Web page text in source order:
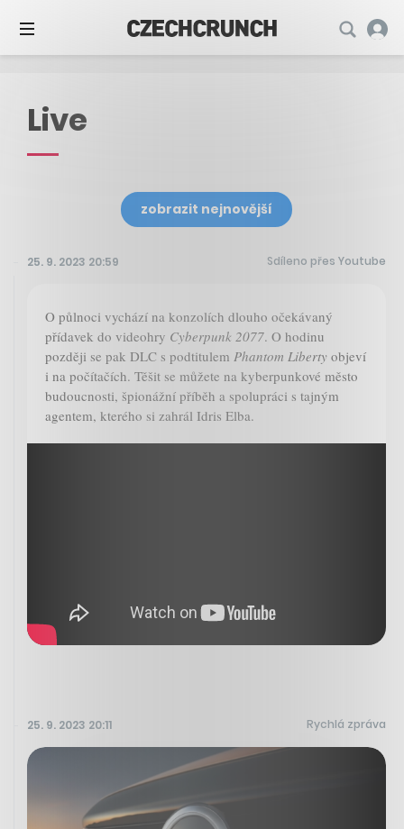
Live
zobrazit nejnovější
25. 9. 2023 20:59 Sdíleno přes Youtube
O půlnoci vychází na konzolích dlouho očekávaný
přídavek do videohry Cyberpunk 2077. O hodinu
později se pak DLC s podtitulem Phantom Liberty objeví
i na počítačích. Těšit se můžete na kyberpunkové město
budoucnosti, špionážní příběh a spolupráci s tajným
agentem, kterého si zahrál Idris Elba.
25. 9. 2023 20:11 Rychlá zpráva